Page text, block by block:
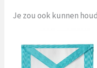
Je zou ook kunnen